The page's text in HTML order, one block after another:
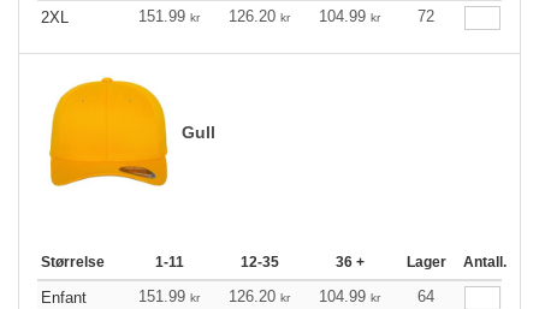
2XL
151.99 kr 126.20 kr 104.99 kr 72
Gull
Størrelse 1-11 12-35 36 + Lager Antall.
Enfant 151.99 kr 126.20 kr 104.99 kr
64